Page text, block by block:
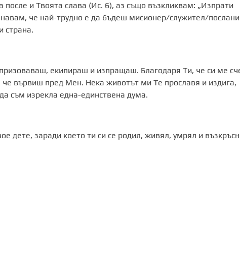
после и Твоята слава (Ис. 6), аз също възкликвам: „Изпрати
че най-трудно е да бъдеш мисионер/служител/
страна.
екипираш и изпращаш. Благодаря Ти, че си ме
че вървиш пред Мен. Нека животът ми Те прославя и издига,
съм изрекла една-единствена дума.
дете, заради което ти си се родил, живял, умрял и